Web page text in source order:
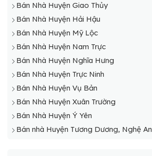
Bán Nhà Huyện Giao Thủy
Bán Nhà Huyện Hải Hậu
Bán Nhà Huyện Mỹ Lộc
Bán Nhà Huyện Nam Trực
Bán Nhà Huyện Nghĩa Hưng
Bán Nhà Huyện Trực Ninh
Bán Nhà Huyện Vụ Bản
Bán Nhà Huyện Xuân Trường
Bán Nhà Huyện Ý Yên
Bán nhà Huyện Tương Dương, Nghệ An